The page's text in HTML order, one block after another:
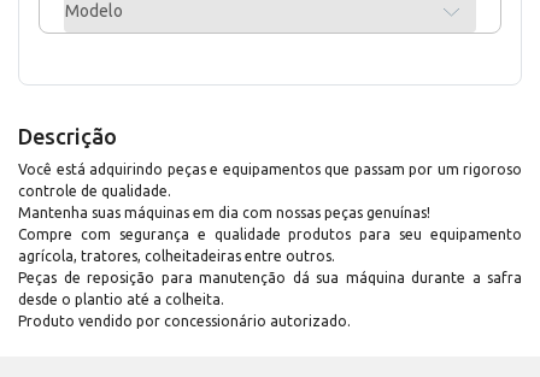
Modelo
Descrição
Você está adquirindo peças e equipamentos que passam por um rigoroso
controle de qualidade.
Mantenha suas máquinas em dia com nossas peças genuínas!
Compre com segurança e qualidade produtos para seu equipamento
agrícola, tratores, colheitadeiras entre outros.
Peças de reposição para manutenção dá sua máquina durante a safra
desde o plantio até a colheita.
Produto vendido por concessionário autorizado.